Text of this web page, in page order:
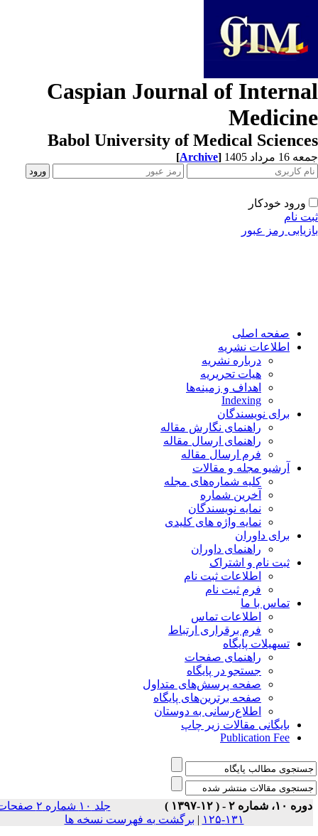
Caspian Journal of
Babol University of Medical
مرداد 1405 [Archive]
ورود خودکار
نام
رمز عبور
صفحه اصلی
اطلاعات نشریه
درباره نشریه
هیات تحریریه
اهداف و زمینه‌ها
Indexing
برای نویسندگان
راهنمای نگارش مقاله
راهنمای ارسال مقاله
فرم ارسال مقاله
آرشیو مجله و مقالات
کلیه شماره‌های مجله
آخرین شماره
نمایه نویسندگان
نمایه واژه های کلیدی
برای داوران
راهنمای داوران
ثبت نام و اشتراک
اطلاعات ثبت نام
فرم ثبت نام
تماس با ما
اطلاعات تماس
فرم برقراری ارتباط
تسهیلات پایگاه
راهنمای صفحات
جستجو در پایگاه
صفحه پرسش‌های متداول
صفحه برترین‌های پایگاه
اطلاع‌رسانی به دوستان
بایگانی مقالات زیر چاپ
Publication Fee
۱۰، شماره ۲ - ( ۱۲-۱۳۹۷ )
جلد ۱۰ شماره ۲ صفحات
۱۳۱-۱۲۵
| برگشت به فهرست نسخه ها